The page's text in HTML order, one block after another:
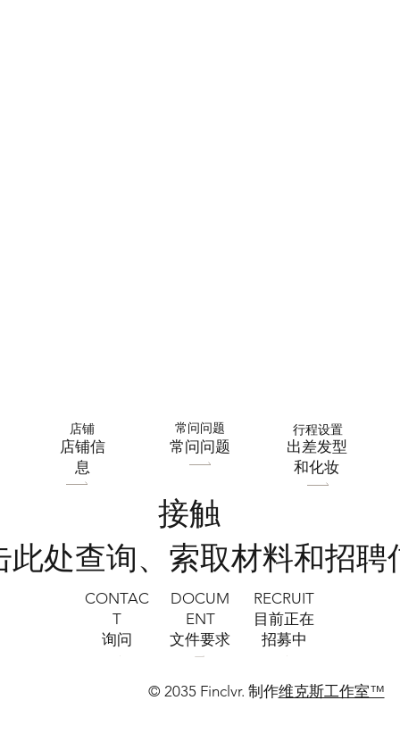
© 2035 Finclvr. 制作维克斯工作室™
接触
此处查询、索取材料和招聘
CONTAC
T
询问
DOCUM
ENT
文件要求
RECRUIT
​目前正在
招募中
店铺
​店铺信
息
常问问题
常问问题
行程设置
出差发型
和化妆